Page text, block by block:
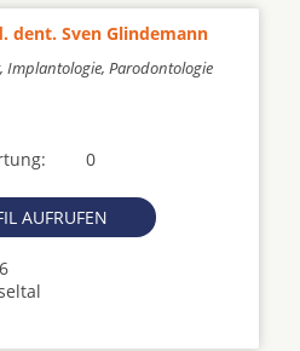
dent. Sven Glindemann
Implantologie, Parodontologie
0
AUFRUFEN